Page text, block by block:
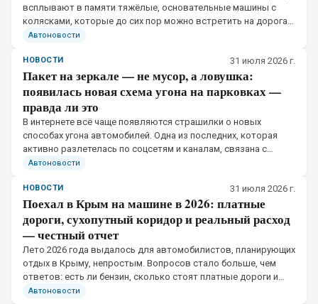
всплывают в памяти тяжёлые, основательные машины с
колясками, которые до сих пор можно встретить на дорогах.
«Урал», «Днепр», лёгкий и звонкий «Минск» — они стали
Автоновости
НОВОСТИ 31 июля 2026 г.
Пакет на зеркале — не мусор, а ловушка:
появилась новая схема угона на парковках —
правда ли это
В интернете всё чаще появляются страшилки о новых
способах угона автомобилей. Одна из последних, которая
активно разлетелась по соцсетям и каналам, связана с
обычным полиэтиленовым пакетом на боковом зеркале.
Автоновости
НОВОСТИ 31 июля 2026 г.
Поехал в Крым на машине в 2026: платные
дороги, сухопутный коридор и реальный расход
— честный отчет
Лето 2026 года выдалось для автомобилистов, планирующих
отдых в Крыму, непростым. Вопросов стало больше, чем
ответов: есть ли бензин, сколько стоят платные дороги и
что вообще происходит на Крымском мосту. Разбираемся на
Автоновости